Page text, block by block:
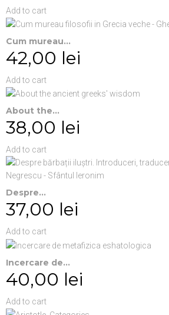
Add to cart
Cum mureau...
42,00 lei
Add to cart
About the...
38,00 lei
Add to cart
Despre...
37,00 lei
Add to cart
Incercare de...
40,00 lei
Add to cart